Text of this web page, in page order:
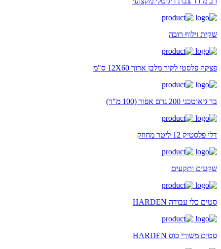
שקית זילוף רובה
פצקה פלסטי לקיר מלבן ארוך 12X60 ס"מ
בד גיאוטכני 200 גרם אפור (100 מ"ר)
דלי פלסטיק 12 ליטר מחוזק
שקעים ותקעים
סטים כלי עבודה HARDEN
סטים משורי כוס HARDEN